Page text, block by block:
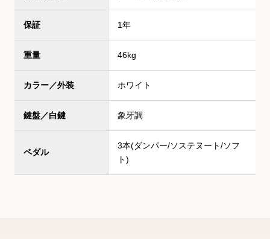
保証 1年
重量 46kg
カラー／外装 ホワイト
鍵盤／白鍵 象牙調
ペダル
3本(ダンパー/ソステヌート/ソフ
ト)